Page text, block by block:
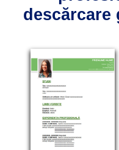
descărcare